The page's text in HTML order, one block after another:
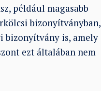
például magasabb
bizonyítványban,
bizonyítvány is, amely
ezt általában nem